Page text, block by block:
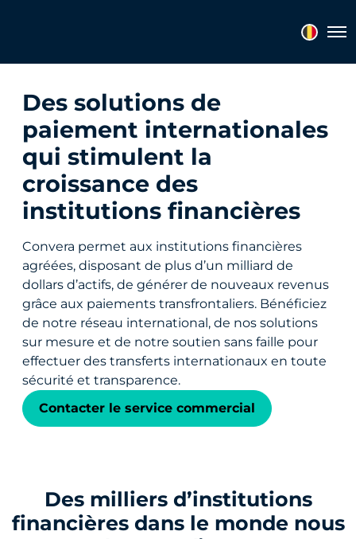
Des solutions de
paiement internationales
qui stimulent la
croissance des
institutions financières
Convera permet aux institutions financières
agréées, disposant de plus d’un milliard de
dollars d’actifs, de générer de nouveaux revenus
grâce aux paiements transfrontaliers. Bénéficiez
de notre réseau international, de nos solutions
sur mesure et de notre soutien sans faille pour
effectuer des transferts internationaux en toute
sécurité et transparence.
Contacter le service commercial
Des milliers d’institutions
financières dans le monde nous